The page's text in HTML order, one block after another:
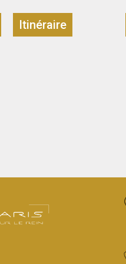
Itinéraire